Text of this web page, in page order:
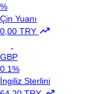
%
Çin Yuanı
0,00 TRY
GBP
0.1%
İngiliz Sterlini